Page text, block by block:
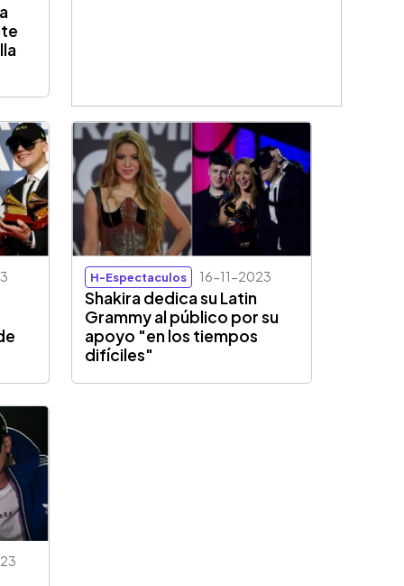
H-Espectaculos 16-11-2023
Shakira dedica su Latin
Grammy al público por su
apoyo "en los tiempos
difíciles"